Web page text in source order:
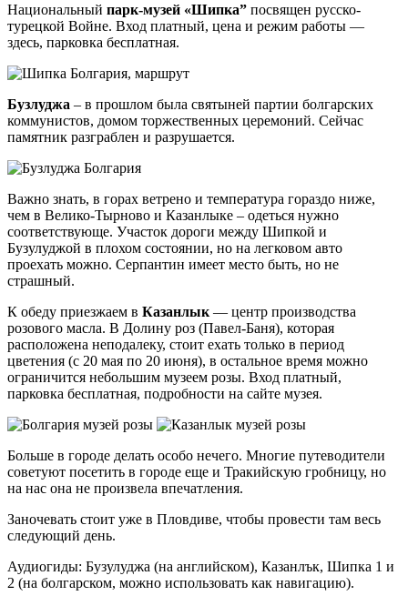
Национальный парк-музей «Шипка” посвящен русско-
турецкой Войне. Вход платный, цена и режим работы —
здесь, парковка бесплатная.
Бузлуджа – в прошлом была святыней партии болгарских
коммунистов, домом торжественных церемоний. Сейчас
памятник разграблен и разрушается.
Важно знать, в горах ветрено и температура гораздо ниже,
чем в Велико-Тырново и Казанлыке – одеться нужно
соответствующе. Участок дороги между Шипкой и
Бузулуджой в плохом состоянии, но на легковом авто
проехать можно. Серпантин имеет место быть, но не
страшный.
К обеду приезжаем в Казанлык — центр производства
розового масла. В Долину роз (Павел-Баня), которая
расположена неподалеку, стоит ехать только в период
цветения (с 20 мая по 20 июня), в остальное время можно
ограничится небольшим музеем розы. Вход платный,
парковка бесплатная, подробности на сайте музея.
Больше в городе делать особо нечего. Многие путеводители
советуют посетить в городе еще и Тракийскую гробницу, но
на нас она не произвела впечатления.
Заночевать стоит уже в Пловдиве, чтобы провести там весь
следующий день.
Аудиогиды: Бузулуджа (на английском), Казанлък, Шипка 1 и
2 (на болгарском, можно использовать как навигацию).